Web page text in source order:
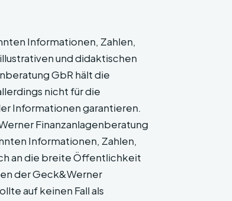
Informationen, Zahlen,
und didaktischen
GbR hält die
nicht für die
Informationen garantieren.
Finanzanlagenberatung
Informationen, Zahlen,
an die breite Öffentlichkeit
der Geck&Werner
auf keinen Fall als